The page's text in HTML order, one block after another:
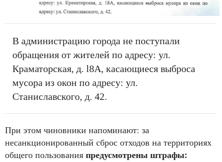
В администрацию города не поступали
обращения от жителей по адресу: ул.
Краматорская, д. l8A, касающиеся выброса
мусора из окон по адресу: ул.
Станиславского, д. 42.
При этом чиновники напоминают: за
несанкционированный сброс отходов на территориях
общего пользования предусмотрены штрафы: